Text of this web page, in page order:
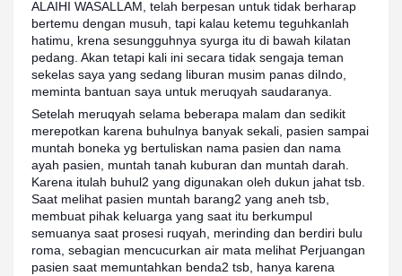
ALAIHI WASALLAM, telah berpesan untuk tidak berharap
bertemu dengan musuh, tapi kalau ketemu teguhkanlah
hatimu, krena sesungguhnya syurga itu di bawah kilatan
pedang. Akan tetapi kali ini secara tidak sengaja teman
sekelas saya yang sedang liburan musim panas diIndo,
meminta bantuan saya untuk meruqyah saudaranya.
Setelah meruqyah selama beberapa malam dan sedikit
merepotkan karena buhulnya banyak sekali, pasien sampai
muntah boneka yg bertuliskan nama pasien dan nama
ayah pasien, muntah tanah kuburan dan muntah darah.
Karena itulah buhul2 yang digunakan oleh dukun jahat tsb.
Saat melihat pasien muntah barang2 yang aneh tsb,
membuat pihak keluarga yang saat itu berkumpul
semuanya saat prosesi ruqyah, merinding dan berdiri bulu
roma, sebagian mencucurkan air mata melihat Perjuangan
pasien saat memuntahkan benda2 tsb, hanya karena